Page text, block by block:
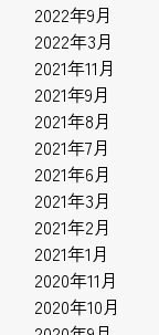
2022年9月
2022年3月
2021年11月
2021年9月
2021年8月
2021年7月
2021年6月
2021年3月
2021年2月
2021年1月
2020年11月
2020年10月